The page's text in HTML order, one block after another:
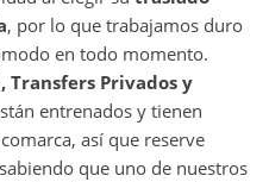
, por lo que trabajamos duro
en todo momento.
Transfers Privados y
entrenados y tienen
así que reserve
que uno de nuestros